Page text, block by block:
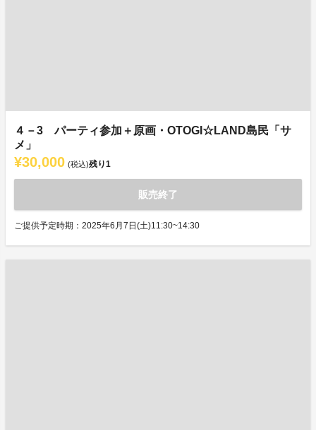
４－3 パーティ参加＋原画・OTOGI☆LAND島民「サ
メ」
¥30,000 (税込)残り1
販売終了
ご提供予定時期：2025年6月7日(土)11:30~14:30